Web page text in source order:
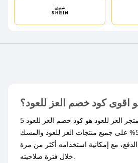
اقوى كود خصم العز للعود؟
أقوى كود خصم لمتجر العز للعود هو كود خصم العز للعود 5SM
حيث يمنحك خصم 5% على جميع منتجات العز للعود والمسك
مع إمكانية استخدامه أكثر من مرة
خلال فترة صلاحيته.